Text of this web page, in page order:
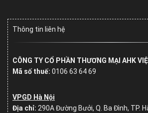
Thông tin liên hệ
CÔNG TY CỔ PHẦN THƯƠNG MẠI AHK
Mã số thuế: 0106 63 64 69
VPGD Hà Nội
Địa chỉ: 290A Đường Bưởi, Q. Ba Đình, TP.